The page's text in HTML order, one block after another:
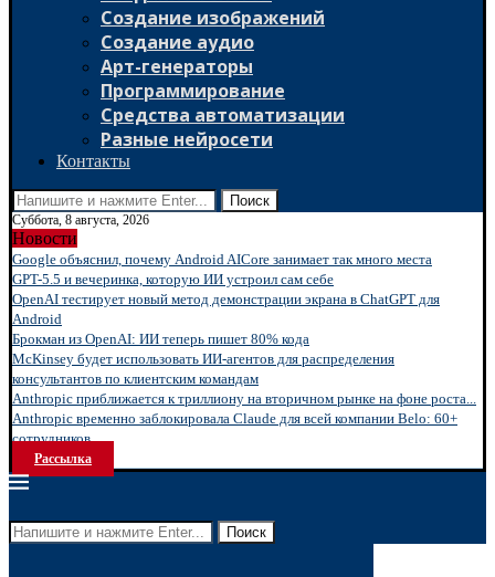
Создание изображений
Создание аудио
Арт-генераторы
Программирование
Средства автоматизации
Разные нейросети
Контакты
Поиск
Суббота, 8 августа, 2026
Новости
Google объяснил, почему Android AICore занимает так много места
GPT-5.5 и вечеринка, которую ИИ устроил сам себе
OpenAI тестирует новый метод демонстрации экрана в ChatGPT для
Android
Брокман из OpenAI: ИИ теперь пишет 80% кода
McKinsey будет использовать ИИ-агентов для распределения
консультантов по клиентским командам
Anthropic приближается к триллиону на вторичном рынке на фоне роста...
Anthropic временно заблокировала Claude для всей компании Belo: 60+
сотрудников...
Рассылка
Поиск